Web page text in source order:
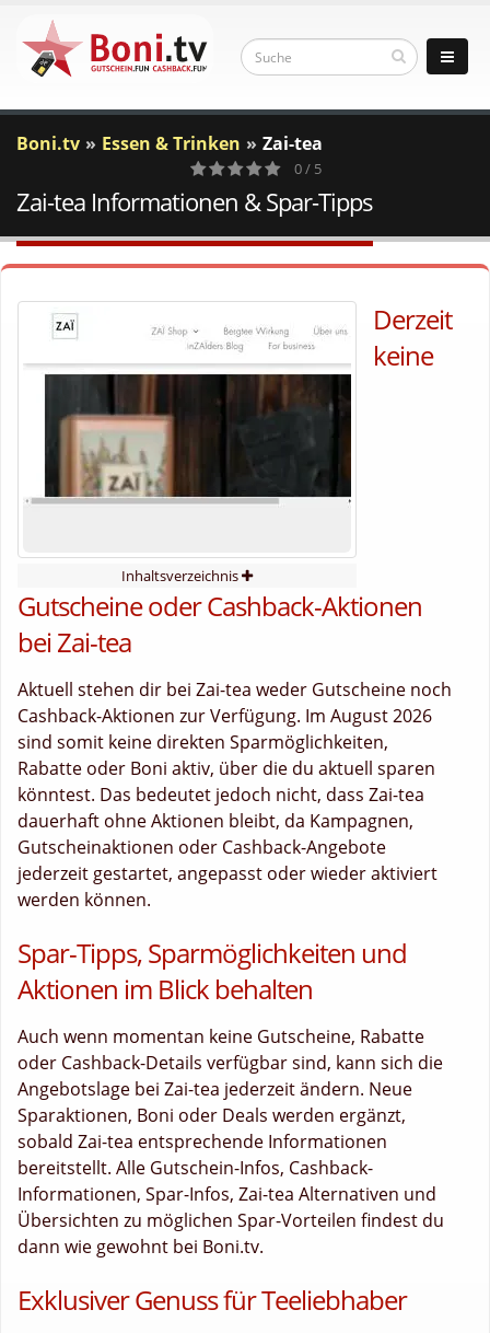
Boni.tv Essen & Trinken Zai-tea
0
Votes
0 / 5
Zai-tea Informationen & Spar-Tipps
Inhaltsverzeichnis
Derzeit
keine
Gutscheine oder Cashback-Aktionen
bei Zai-tea
Aktuell stehen dir bei Zai-tea weder Gutscheine noch
Cashback-Aktionen zur Verfügung. Im August 2026
sind somit keine direkten Sparmöglichkeiten,
Rabatte oder Boni aktiv, über die du aktuell sparen
könntest. Das bedeutet jedoch nicht, dass Zai-tea
dauerhaft ohne Aktionen bleibt, da Kampagnen,
Gutscheinaktionen oder Cashback-Angebote
jederzeit gestartet, angepasst oder wieder aktiviert
werden können.
Spar-Tipps, Sparmöglichkeiten und
Aktionen im Blick behalten
Auch wenn momentan keine Gutscheine, Rabatte
oder Cashback-Details verfügbar sind, kann sich die
Angebotslage bei Zai-tea jederzeit ändern. Neue
Sparaktionen, Boni oder Deals werden ergänzt,
sobald Zai-tea entsprechende Informationen
bereitstellt. Alle Gutschein-Infos, Cashback-
Informationen, Spar-Infos, Zai-tea Alternativen und
Übersichten zu möglichen Spar-Vorteilen findest du
dann wie gewohnt bei Boni.tv.
Exklusiver Genuss für Teeliebhaber